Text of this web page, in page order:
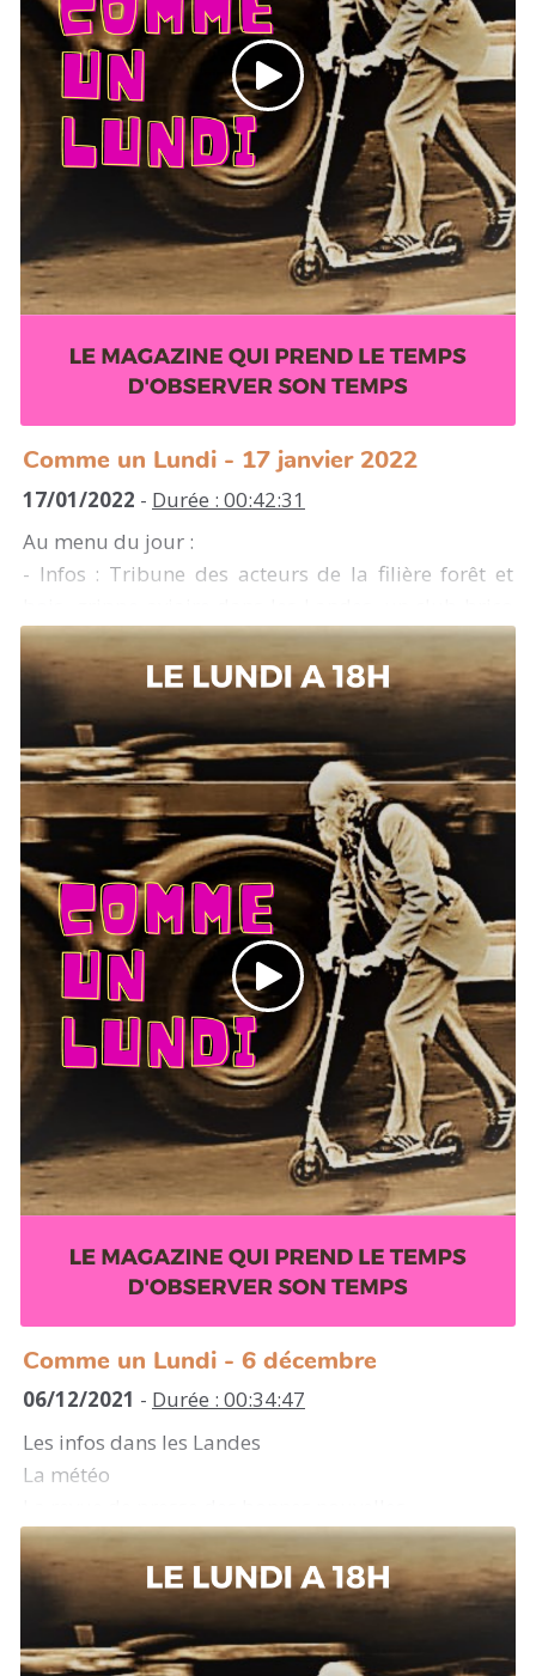
réseau RITIMO le premier épisode du podcast
"L'écologie un problème de riche?"
Comme un Lundi - 17 janvier 2022
17/01/2022 - Durée : 00:42:31
Au menu du jour :
- Infos : Tribune des acteurs de la filière forêt et
au grenier de Mézos, les résultats rugby du week-
end...
- Météo
- Revue culturelle de l'année
- Découverte musicale : Funmilayo Afrobeat
Orquestra
- Voyage au pays des mots par Eudoxie : Dalva de
Jim Harrisson
PLAYLIST:
B-Side - Khruangbin & Leon Bridges
Youth of Englingon - Black Uhuru
Vazante de Verao - Funmilayo Afrobeat Orquestra
Comme un Lundi - 6 décembre
06/12/2021 - Durée : 00:34:47
Les infos dans les Landes
La météo
Une lecture partagée de Patrick Chamoiseau par
Cécile
et des découvertes musicales...
Playlist :